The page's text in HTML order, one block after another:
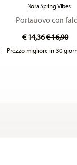
Nora Spring Vibes
Portauovo con
€ 14,36Price
€ 16,90to
Prezzo migliore in 30